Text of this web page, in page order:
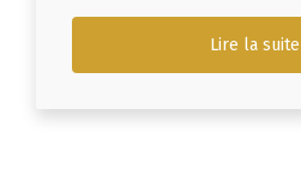
Lire la suite